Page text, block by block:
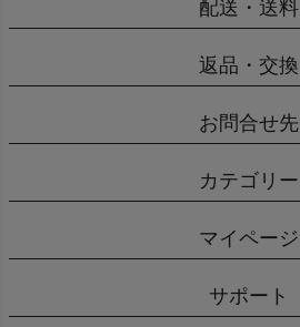
配送・送料
返品・交換
お問合せ先
カテゴリー
マイページ
サポート